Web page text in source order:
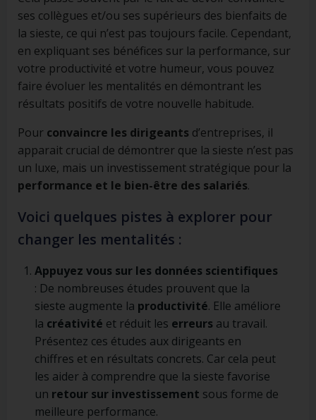
ses collègues et/ou ses supérieurs des bienfaits de
la sieste, ce qui n’est pas toujours facile. Cependant,
en expliquant ses bénéfices sur la performance, sur
votre productivité et votre humeur, vous pouvez
faire évoluer les mentalités en démontrant les
résultats positifs de votre nouvelle habitude.
Pour convaincre les dirigeants d’entreprises, il
apparait crucial de démontrer que la sieste n’est pas
un luxe, mais un investissement stratégique pour la
performance et le bien-être des salariés.
Voici quelques pistes à explorer pour
changer les mentalités :
Appuyez vous sur les données scientifiques
: De nombreuses études prouvent que la
sieste augmente la productivité. Elle améliore
la créativité et réduit les erreurs au travail.
Présentez ces études aux dirigeants en
chiffres et en résultats concrets. Car cela peut
les aider à comprendre que la sieste favorise
un retour sur investissement sous forme de
meilleure performance.